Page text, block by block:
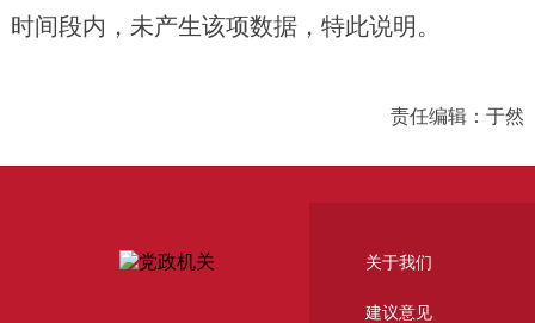
时间段内，未产生该项数据，特此说明 。
责任编辑：于然
关于我们
建议意见